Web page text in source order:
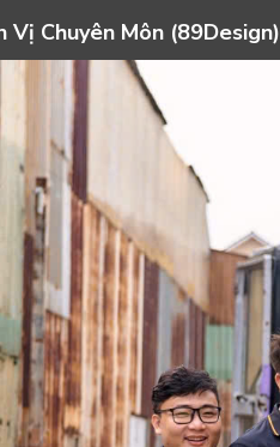
Vị Chuyên Môn (89Design)